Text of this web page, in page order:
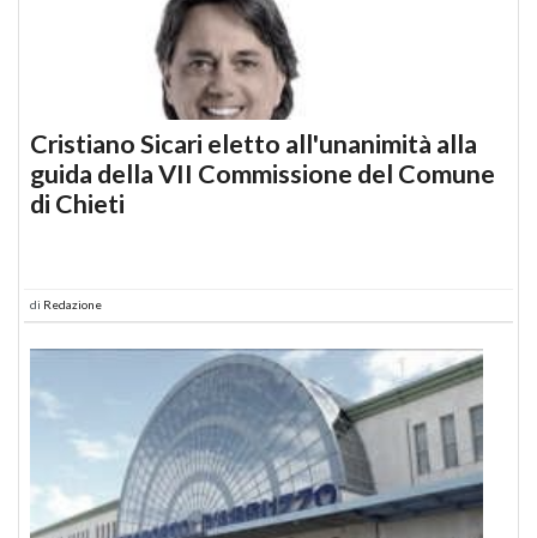
Cristiano Sicari eletto all'unanimità alla
guida della VII Commissione del Comune
di Chieti
di Redazione